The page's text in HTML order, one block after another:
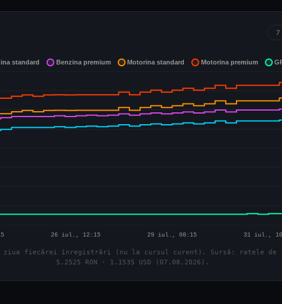
7
fiecărei înregistrări (nu la cursul curent). Sursă: ratele de
5.2525 RON · 1.1535 USD (07.08.2026).